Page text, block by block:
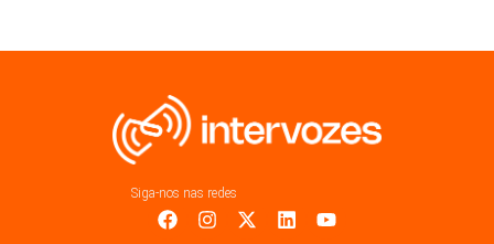
Siga-nos nas redes